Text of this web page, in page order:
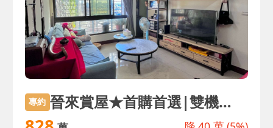
專約 晉來賞屋★首購首選|雙機能商圈|高樓景觀大兩房